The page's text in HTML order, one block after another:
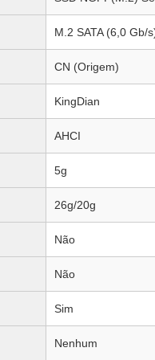
M.2 SATA (6,0 Gb/
CN (Origem)
KingDian
AHCI
5g
26g/20g
Não
Não
Sim
Nenhum